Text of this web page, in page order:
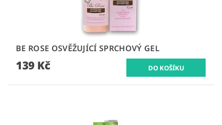
BE ROSE OSVĚŽUJÍCÍ SPRCHOVÝ GEL
139 Kč